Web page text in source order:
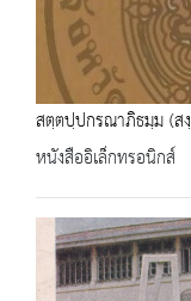
สตฺตปฺปกรณาภิธมฺม (
หนังสืออิเล็กทรอนิกส์